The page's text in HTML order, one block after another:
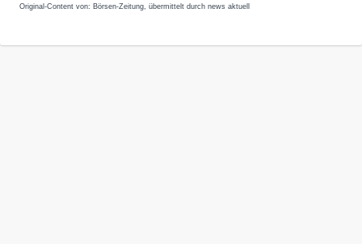
Original-Content von: Börsen-Zeitung, übermittelt durch news aktuell